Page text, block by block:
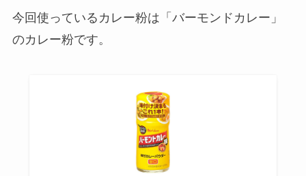
今回使っているカレー粉は「バーモンドカレー」
のカレー粉です。